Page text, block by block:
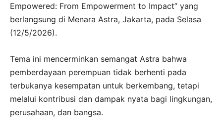
Empowered: From Empowerment to Impact” yang
berlangsung di Menara Astra, Jakarta, pada Selasa
(12/5/2026).
Tema ini mencerminkan semangat Astra bahwa
pemberdayaan perempuan tidak berhenti pada
terbukanya kesempatan untuk berkembang, tetapi
melalui kontribusi dan dampak nyata bagi lingkungan,
perusahaan, dan bangsa.